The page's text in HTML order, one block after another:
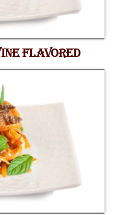
FLAVORED